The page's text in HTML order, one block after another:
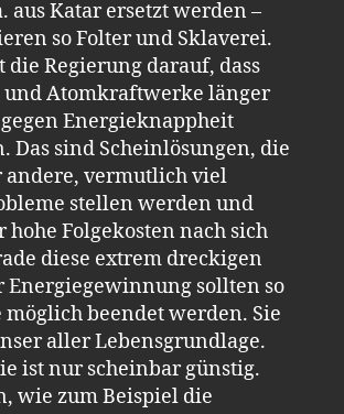
aus Katar ersetzt werden –
so Folter und Sklaverei.
die Regierung darauf, dass
und Atomkraftwerke länger
Energieknappheit
Das sind Scheinlösungen, die
andere, vermutlich viel
stellen werden und
hohe Folgekosten nach sich
diese extrem dreckigen
Energiegewinnung sollten so
beendet werden. Sie
aller Lebensgrundlage.
ist nur scheinbar günstig.
wie zum Beispiel die